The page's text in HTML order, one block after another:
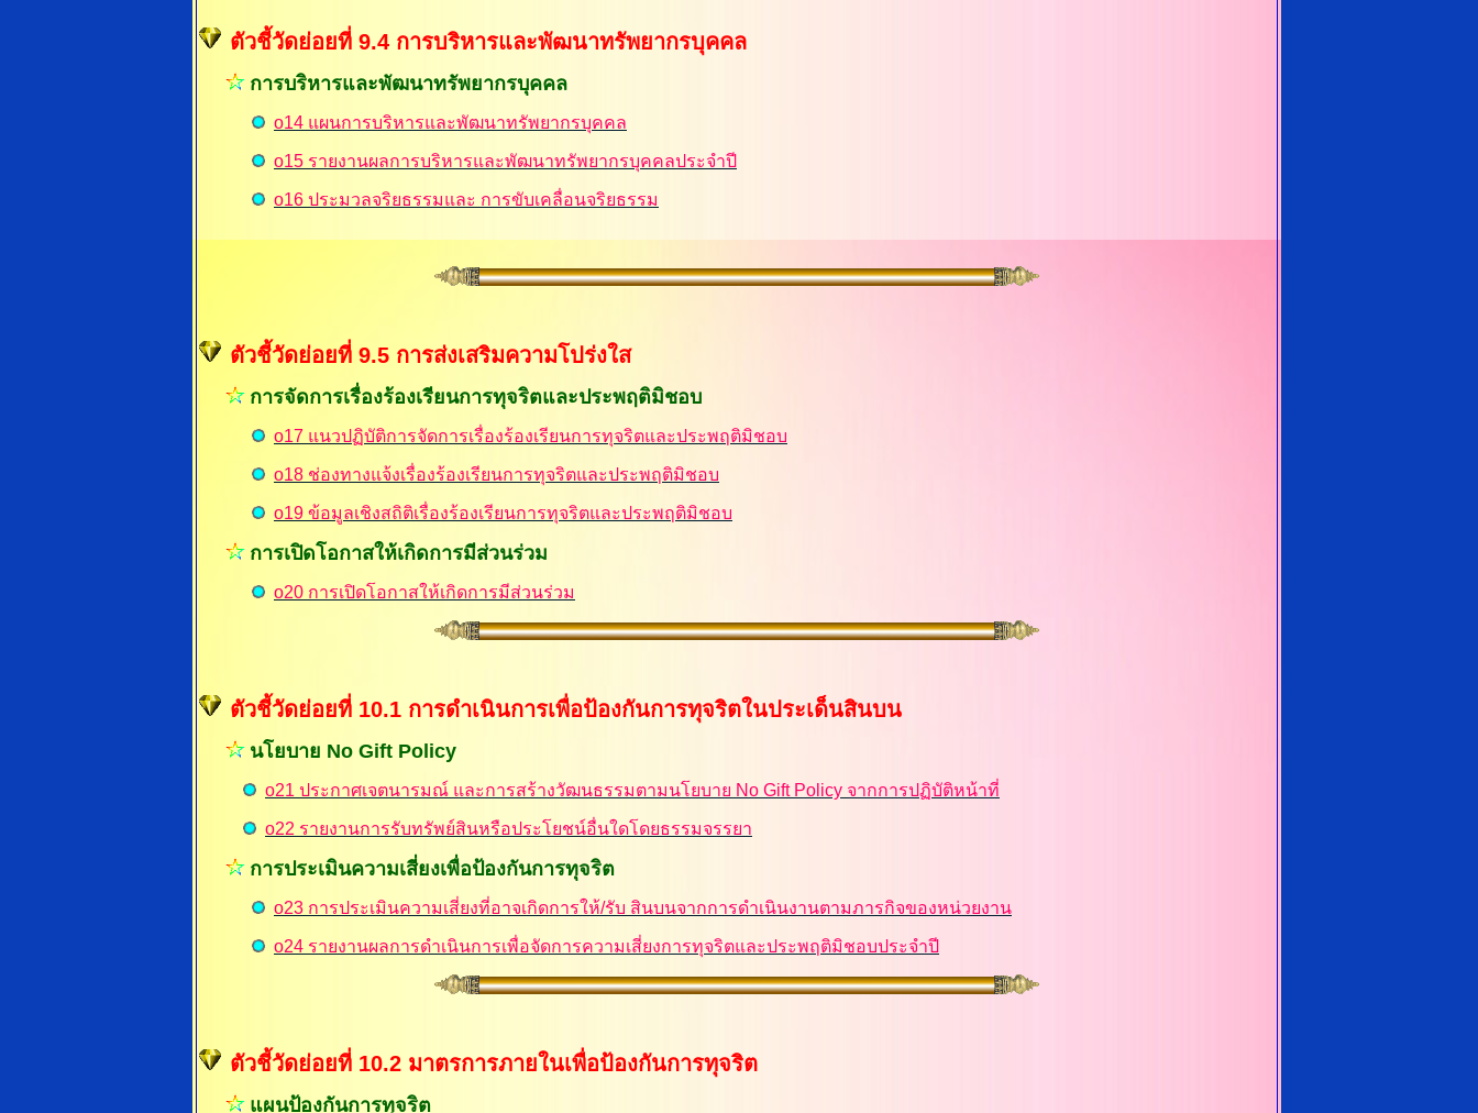
ตัวชี้วัดย่อยที่ 9.4 การบริหารและพัฒนาทรัพยากรบุคคล
การบริหารและพัฒนาทรัพยากรบุคคล
o14 แผนการบริหารและพัฒนาทรัพยากรบุคคล
o15 รายงานผลการบริหารและพัฒนาทรัพยากรบุคคลประจำปี
o16 ประมวลจริยธรรมและ การขับเคลื่อนจริยธรรม
ตัวชี้วัดย่อยที่ 9.5 การส่งเสริมความโปร่งใส
การจัดการเรื่องร้องเรียนการทุจริตและประพฤติมิชอบ
o17 แนวปฏิบัติการจัดการเรื่องร้องเรียนการทุจริตและประพฤติมิชอบ
o18 ช่องทางแจ้งเรื่องร้องเรียนการทุจริตและประพฤติมิชอบ
o19 ข้อมูลเชิงสถิติเรื่องร้องเรียนการทุจริตและประพฤติมิชอบ
การเปิดโอกาสให้เกิดการมีส่วนร่วม
o20 การเปิดโอกาสให้เกิดการมีส่วนร่วม
ตัวชี้วัดย่อยที่ 10.1 การดำเนินการเพื่อป้องกันการทุจริตในประเด็นสินบน
นโยบาย No Gift Policy
o21 ประกาศเจตนารมณ์ และการสร้างวัฒนธรรมตามนโยบาย No Gift Policy จากการปฏิบัติหน้าที่
o22 รายงานการรับทรัพย์สินหรือประโยชน์อื่นใดโดยธรรมจรรยา
การประเมินความเสี่ยงเพื่อป้องกันการทุจริต
o23 การประเมินความเสี่ยงที่อาจเกิดการให้/รับ สินบนจากการดำเนินงานตามภารกิจของหน่วยงาน
o24 รายงานผลการดำเนินการเพื่อจัดการความเสี่ยงการทุจริตและประพฤติมิชอบประจำปี
ตัวชี้วัดย่อยที่ 10.2 มาตรการภายในเพื่อป้องกันการทุจริต
แผนป้องกันการทุจริต